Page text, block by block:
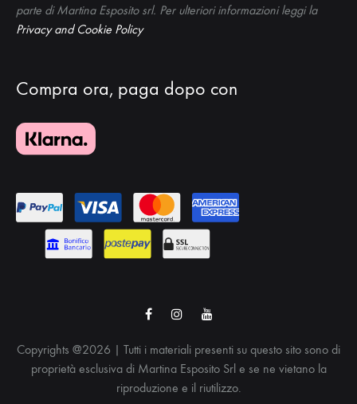
parte di Martina Esposito srl. Per ulteriori informazioni leggi la
Privacy and Cookie Policy
Compra ora, paga dopo con
Copyrights @2026 | Tutti i materiali presenti su questo sito sono di
proprietà esclusiva di Martina Esposito Srl e se ne vietano la
riproduzione e il riutilizzo.
FacebookInstagramYoutube